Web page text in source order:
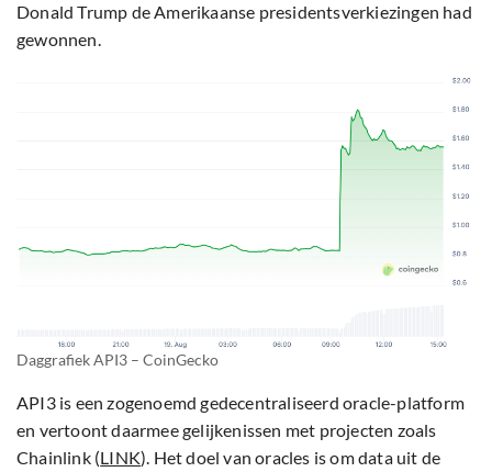
Donald Trump de Amerikaanse presidentsverkiezingen had
gewonnen.
Daggrafiek API3 – CoinGecko
API3 is een zogenoemd gedecentraliseerd oracle-platform
en vertoont daarmee gelijkenissen met projecten zoals
Chainlink (LINK). Het doel van oracles is om data uit de